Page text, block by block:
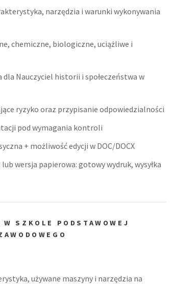
narzędzia i warunki wykonywania
chemiczne, biologiczne, uciążliwe i
Nauczyciel historii i społeczeństwa w
ryzyko oraz przypisanie odpowiedzialności
pod wymagania kontroli
+ możliwość edycji w DOC/DOCX
wersja papierowa: gotowy wydruk, wysyłka
SZKOLE PODSTAWOWEJ
używane maszyny i narzędzia na